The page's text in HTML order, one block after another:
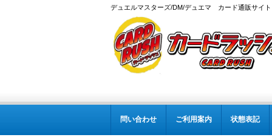
デュエルマスターズ/DM/デュエマ カード通販サイト
問い合わせ ご利用案内 状態表記